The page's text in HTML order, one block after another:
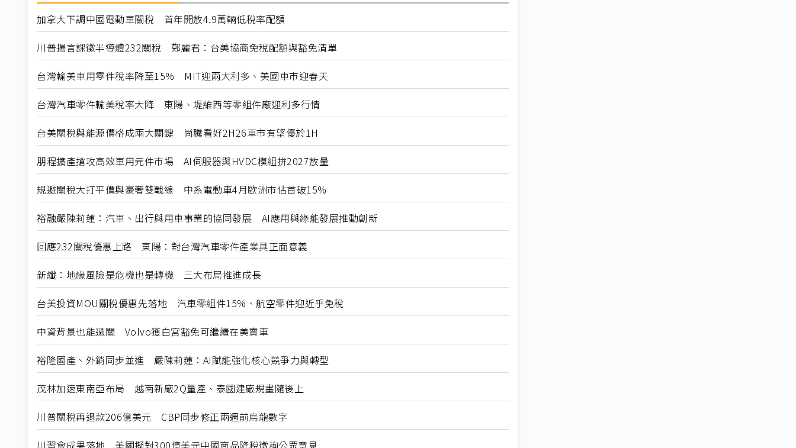
加拿大下調中國電動車關稅 首年開放4.9萬輛低稅率配額
川普揚言課徵半導體232關稅 鄭麗君：台美協商免稅配額與豁免清單
台灣輸美車用零件稅率降至15% MIT迎兩大利多、美國車市迎春天
台灣汽車零件輸美稅率大降 東陽、堤維西等零組件廠迎利多行情
台美關稅與能源價格成兩大關鍵 尚騰看好2H26車市有望優於1H
朋程擴產搶攻高效車用元件市場 AI伺服器與HVDC模組拚2027放量
規避關稅大打平價與豪奢雙戰線 中系電動車4月歐洲市佔首破15%
裕融嚴陳莉蓮：汽車、出行與用車事業的協同發展 AI應用與綠能發展推動創新
回應232關稅優惠上路 東陽：對台灣汽車零件產業具正面意義
新纖：地緣風險是危機也是轉機 三大布局推進成長
台美投資MOU關稅優惠先落地 汽車零組件15%、航空零件迎近乎免稅
中資背景也能過關 Volvo獲白宮豁免可繼續在美賣車
裕隆國產、外銷同步並進 嚴陳莉蓮：AI賦能強化核心競爭力與轉型
茂林加速東南亞布局 越南新廠2Q量產、泰國建廠規畫隨後上
川普關稅再退款206億美元 CBP同步修正兩週前烏龍數字